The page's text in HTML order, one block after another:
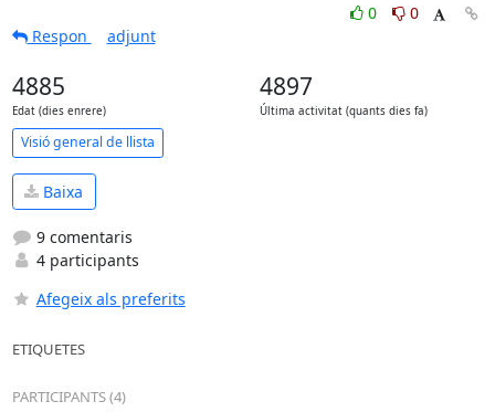
0
0
Respon
adjunt
4885
Edat (dies enrere)
4897
Última activitat (quants dies fa)
Visió general de llista
Baixa
9 comentaris
4 participants
Afegeix als preferits
ETIQUETES
PARTICIPANTS (4)